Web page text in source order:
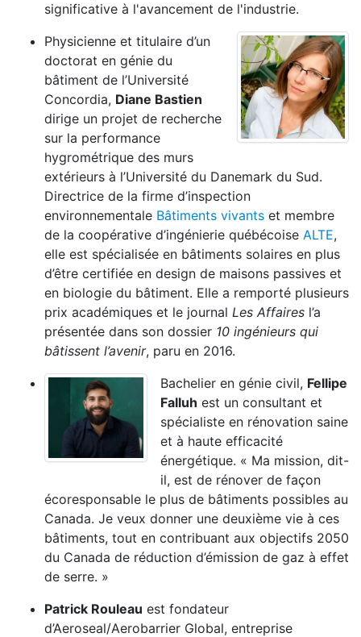
significative à l'avancement de l'industrie.
Physicienne et titulaire d’un
doctorat en génie du
bâtiment de l’Université
Concordia, Diane Bastien
dirige un projet de recherche
sur la performance
hygrométrique des murs
extérieurs à l’Université du Danemark du Sud.
Directrice de la firme d’inspection
environnementale Bâtiments vivants et membre
de la coopérative d’ingénierie québécoise ALTE,
elle est spécialisée en bâtiments solaires en plus
d’être certifiée en design de maisons passives et
en biologie du bâtiment. Elle a remporté plusieurs
prix académiques et le journal Les Affaires l’a
présentée dans son dossier 10 ingénieurs qui
bâtissent l’avenir, paru en 2016.
Bachelier en génie civil, Fellipe
Falluh est un consultant et
spécialiste en rénovation saine
et à haute efficacité
énergétique. « Ma mission, dit-
il, est de rénover de façon
écoresponsable le plus de bâtiments possibles au
Canada. Je veux donner une deuxième vie à ces
bâtiments, tout en contribuant aux objectifs 2050
du Canada de réduction d’émission de gaz à effet
de serre. »
Patrick Rouleau est fondateur
d’Aeroseal/Aerobarrier Global, entreprise